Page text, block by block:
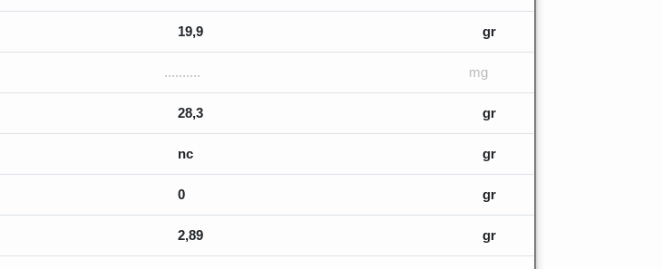
19,9 gr
.......... mg
28,3 gr
nc gr
0 gr
2,89 gr